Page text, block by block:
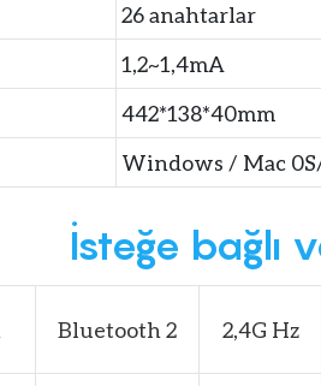
26 anahtarlar
1,2~1,4mA
442*138*40mm
Windows / Mac
İsteğe bağlı
Bluetooth 2 2,4G Hz